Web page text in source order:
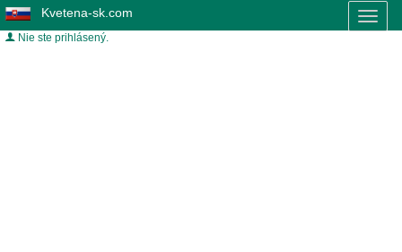
Kvetena-sk.com
Nie ste prihlásený.